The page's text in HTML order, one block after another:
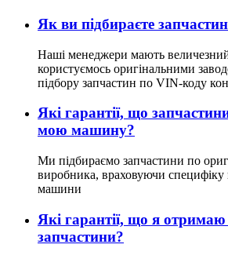
Як ви підбираєте
Наші менеджери мають величезний
користуємось оригінальними
підбору запчастин по VIN-коду
Які гарантії, що
мою машину?
Ми підбираємо запчастини по
виробника, враховуючи специфіку
машини
Які гарантії, що я отримаю
запчастини?